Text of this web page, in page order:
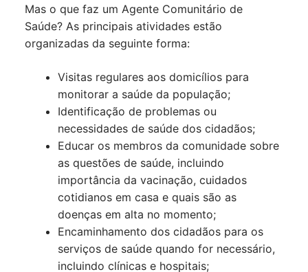
Mas o que faz um Agente Comunitário de
Saúde? As principais atividades estão
organizadas da seguinte forma:
Visitas regulares aos domicílios para
monitorar a saúde da população;
Identificação de problemas ou
necessidades de saúde dos cidadãos;
Educar os membros da comunidade sobre
as questões de saúde, incluindo
importância da vacinação, cuidados
cotidianos em casa e quais são as
doenças em alta no momento;
Encaminhamento dos cidadãos para os
serviços de saúde quando for necessário,
incluindo clínicas e hospitais;